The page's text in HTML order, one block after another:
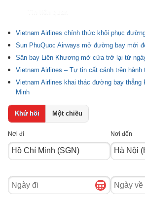
Vietnam Airlines chính thức khôi phục
Sun PhuQuoc Airways mở đường bay mới
Sân bay Liên Khương mở cửa trở lại từ
Vietnam Airlines – Tự tin cất cánh trên hành
Vietnam Airlines khai thác đường bay thẳng
Minh
Khứ hồi Một chiều
Nơi đi Nơi đến
Ngày
đi
Ngày
về